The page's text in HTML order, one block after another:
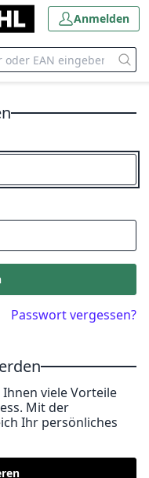
Anmelden
Passwort vergessen?
viele Vorteile
Mit der
Ihr persönliches